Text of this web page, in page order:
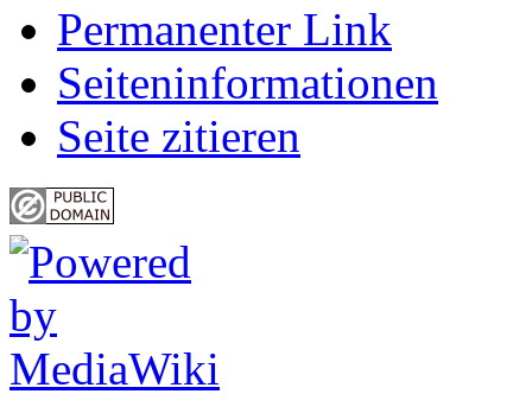
Permanenter Link
Seiten­informationen
Seite zitieren